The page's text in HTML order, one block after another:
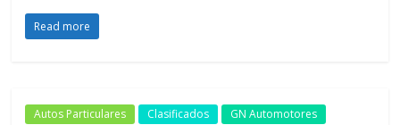
Read more
Autos Particulares Clasificados
GN Automotores